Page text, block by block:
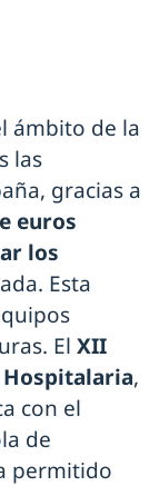
ámbito de la
las
gracias a
euros
los
Esta
El XII
,
con el
de
permitido